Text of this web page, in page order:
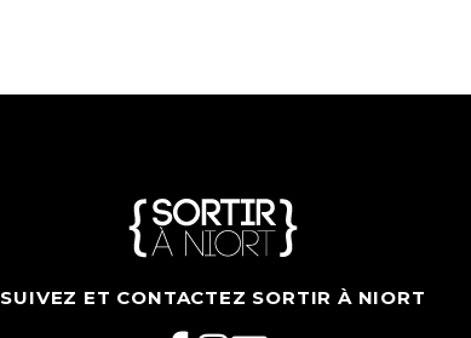
SUIVEZ ET CONTACTEZ SORTIR À NIORT